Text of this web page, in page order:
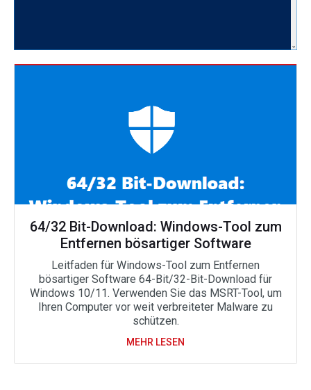
64/32 Bit-Download: Windows-Tool zum
Entfernen bösartiger Software
Leitfaden für Windows-Tool zum Entfernen
bösartiger Software 64-Bit/32-Bit-Download für
Windows 10/11. Verwenden Sie das MSRT-Tool, um
Ihren Computer vor weit verbreiteter Malware zu
schützen.
MEHR LESEN